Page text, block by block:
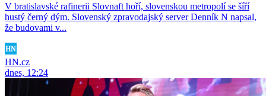
V bratislavské rafinerii Slovnaft hoří, slovenskou metropolí se šíří
hustý černý dým. Slovenský zpravodajský server Denník N napsal,
že budovami v...
HN.cz
dnes, 12:24